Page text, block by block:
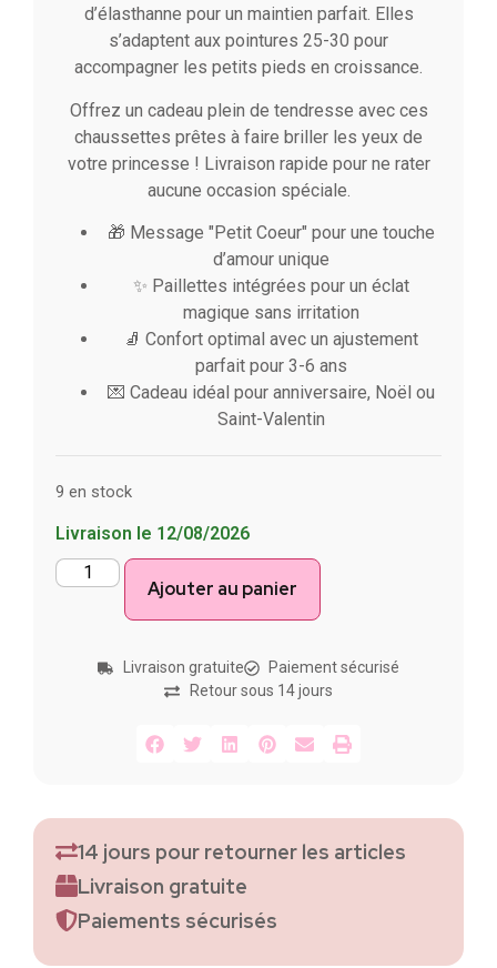
d’élasthanne pour un maintien parfait. Elles
s’adaptent aux pointures 25-30 pour
accompagner les petits pieds en croissance.
Offrez un cadeau plein de tendresse avec ces
chaussettes prêtes à faire briller les yeux de
votre princesse ! Livraison rapide pour ne rater
aucune occasion spéciale.
🎁 Message "Petit Coeur" pour une touche
d’amour unique
✨ Paillettes intégrées pour un éclat
magique sans irritation
🧦 Confort optimal avec un ajustement
parfait pour 3-6 ans
💌 Cadeau idéal pour anniversaire, Noël ou
Saint-Valentin
9 en stock
Livraison le 12/08/2026
Ajouter au panier
Livraison gratuite
Paiement sécurisé
Retour sous 14 jours
14 jours pour retourner les articles
Livraison gratuite
Paiements sécurisés